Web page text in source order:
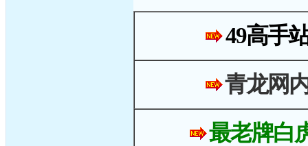
49高手
青龙网
最老牌白